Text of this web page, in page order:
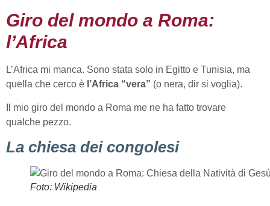
Giro del mondo a Roma:
l’Africa
L’Africa mi manca. Sono stata solo in Egitto e Tunisia, ma
quella che cerco è l’Africa “vera” (o nera, dir si voglia).
Il mio giro del mondo a Roma me ne ha fatto trovare
qualche pezzo.
La chiesa dei congolesi
Foto: Wikipedia